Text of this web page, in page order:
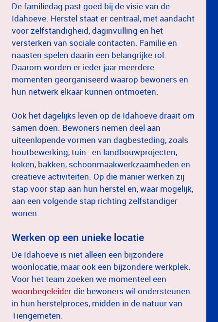
De familiedag past goed bij de visie van de
Idahoeve. Herstel staat er centraal, met aandacht
voor zelfstandigheid, daginvulling en het
versterken van sociale contacten. Familie en
naasten spelen daarin een belangrijke rol.
Daarom worden er ieder jaar meerdere
momenten georganiseerd waarop bewoners en
hun netwerk elkaar kunnen ontmoeten.
Ook het dagelijks leven op de Idahoeve draait om
samen doen. Bewoners nemen deel aan
uiteenlopende vormen van dagbesteding, zoals
houtbewerking, tuin- en landbouwprojecten,
koken, bakken, schoonmaakwerkzaamheden en
creatieve activiteiten. Op die manier werken zij
stap voor stap aan hun herstel en, waar mogelijk,
aan een volgende stap richting zelfstandiger
wonen.
Werken op een unieke locatie
De Idahoeve is niet alleen een bijzondere
woonlocatie, maar ook een bijzondere werkplek.
Voor het team zoeken we momenteel een
woonbegeleiderdie bewoners wil ondersteunen
in hun herstelproces, midden in de natuur van
Tiengemeten.